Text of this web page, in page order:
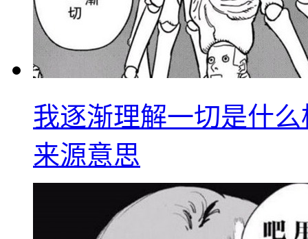
我逐渐理解一切是什
来源意思